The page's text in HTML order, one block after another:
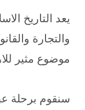
يعد التاريخ
والتجارة
موضوع مثير
سنقوم برحلة